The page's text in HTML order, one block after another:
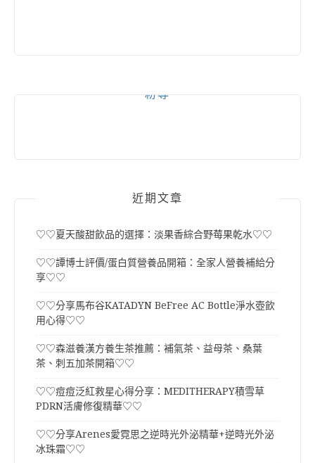
粉專
近期文章
♡♡夏天酸甜飲品的選擇：淡果香綜合野莓果乾水♡♡
♡♡譚博士評價/蛋白質營養品開箱：全家人營養補給分
享♡♡
♡♡分享馬布谷KATADYN BeFree AC Bottle淨水壺飲
用心得♡♡
♡♡森滋養漢方養生茶推薦：補氣茶、益母茶、桑葉
茶、刺五加茶開箱♡♡
♡♡痘痘泛紅救星心得分享：MEDITHERAPY積雪草
PDRN活膚修復精華♡♡
♡♡分享Arenes愛霓思之逆時光外泌精華+逆時光外泌
冰珠霜♡♡